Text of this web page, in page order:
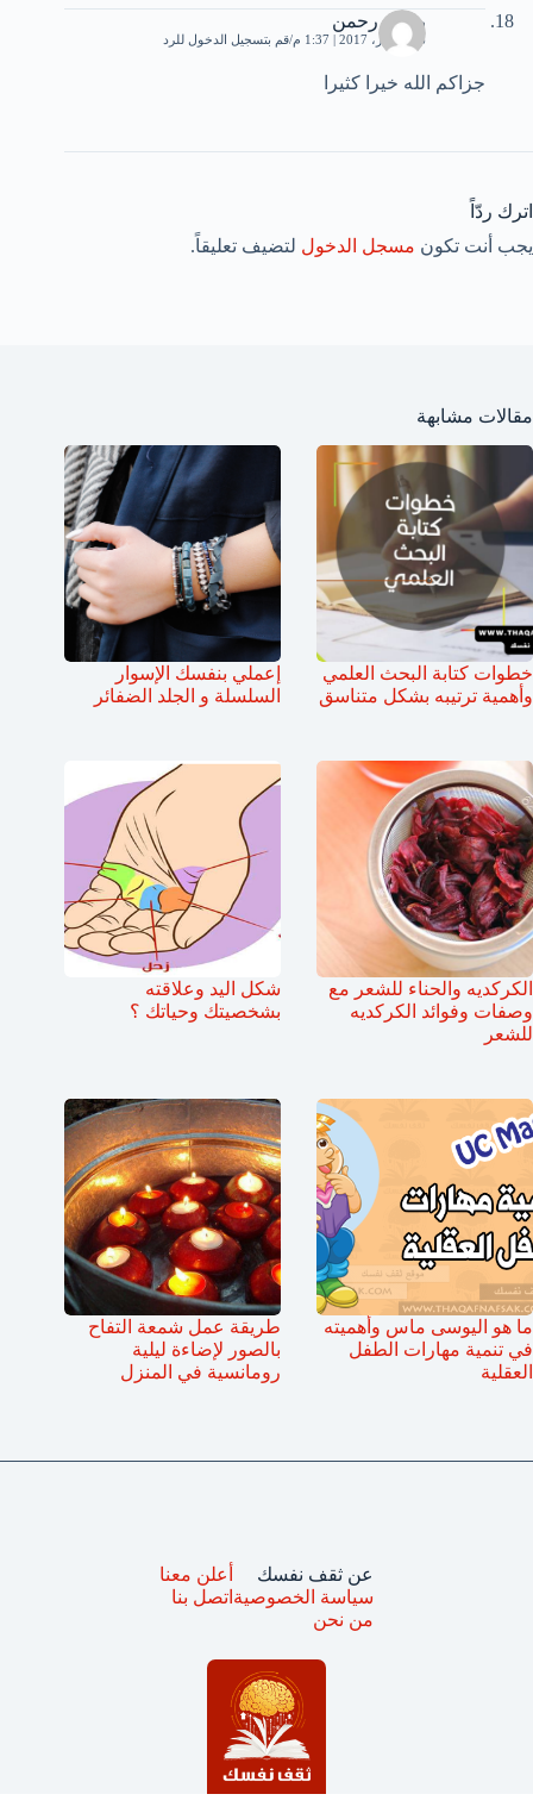
رحمة رحمن
6 ديسمبر، 2017 | 1:37 م قم بتسجيل الدخول للرد
جزاكم الله خيرا كثيرا
اترك ردّاً
يجب أنت تكون مسجل الدخول لتضيف تعليقاً.
مقالات مشابهة
خطوات كتابة البحث العلمي
وأهمية ترتيبه بشكل متناسق
إعملي بنفسك الإسوار
السلسلة و الجلد الضفائر
الكركديه والحناء للشعر مع
وصفات وفوائد الكركديه
للشعر
شكل اليد وعلاقته
بشخصيتك وحياتك ؟
ما هو اليوسى ماس وأهميته
في تنمية مهارات الطفل
العقلية
طريقة عمل شمعة التفاح
بالصور لإضاءة ليلية
رومانسية في المنزل
عن ثقف نفسك
سياسة الخصوصية
من نحن
أعلن معنا
اتصل بنا